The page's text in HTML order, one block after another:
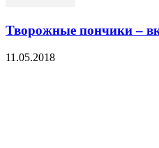
Творожные пончики –
11.05.2018